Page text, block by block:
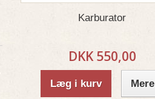
Karburator
DKK 550,00
Læg i kurv Mere